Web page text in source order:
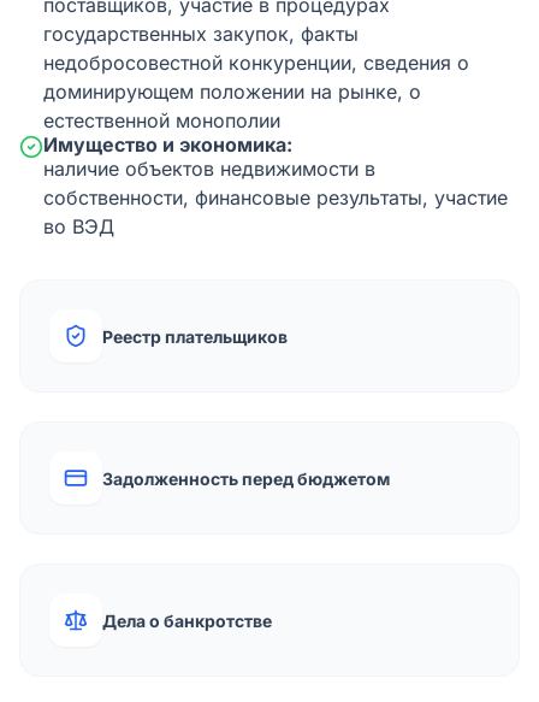
поставщиков, участие в процедурах
государственных закупок, факты
недобросовестной конкуренции, сведения о
доминирующем положении на рынке, о
естественной монополии
Имущество и экономика:
наличие объектов недвижимости в
собственности, финансовые результаты, участие
во ВЭД
Реестр плательщиков
Задолженность перед бюджетом
Дела о банкротстве